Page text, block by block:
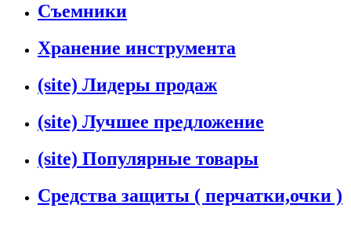
Съемники
Хранение инструмента
(site) Лидеры продаж
(site) Лучшее предложение
(site) Популярные товары
Средства защиты ( перчатки,очки )